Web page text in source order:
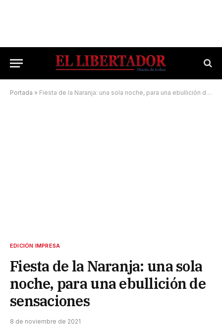
Portada » Fiesta de la Naranja: una sola noche, para una ebullición de sensaciones
EDICIÓN IMPRESA
Fiesta de la Naranja: una sola
noche, para una ebullición de
sensaciones
8 de noviembre de 2021